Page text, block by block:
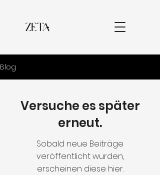
Blog
Versuche es später
erneut.
Sobald neue Beiträge
veröffentlicht wurden,
erscheinen diese hier.